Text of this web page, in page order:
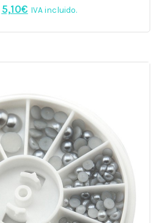
El
original
5,10€El
actual
IVA incluido.